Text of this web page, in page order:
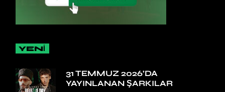
YENİ
31 TEMMUZ 2026’DA
YAYINLANAN ŞARKILAR